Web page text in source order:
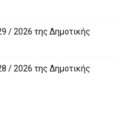
/ 2026 της Δημοτικής
/ 2026 της Δημοτικής